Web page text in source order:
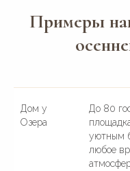
Примеры
Дом у
Озера
До 80
уютным
любое
Свадьбы от 1 млн руб